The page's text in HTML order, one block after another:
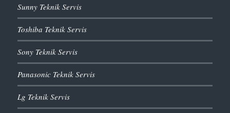
Sunny Teknik Servis
Toshiba Teknik Servis
Sony Teknik Servis
Panasonic Teknik Servis
Lg Teknik Servis